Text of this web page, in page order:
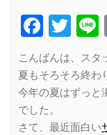
こんばんは、スタ
夏もそろそろ終わ
今年の夏はずっと
でした。
さて、最近面白い